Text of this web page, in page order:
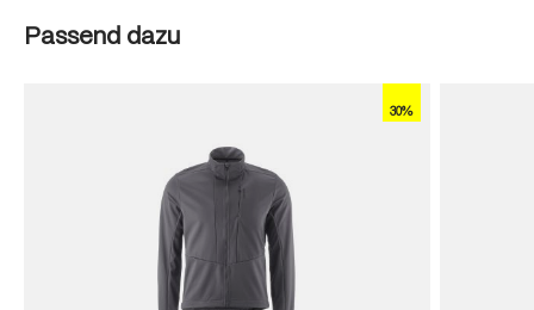
Produktgalerie überspringen
Passend dazu
30%